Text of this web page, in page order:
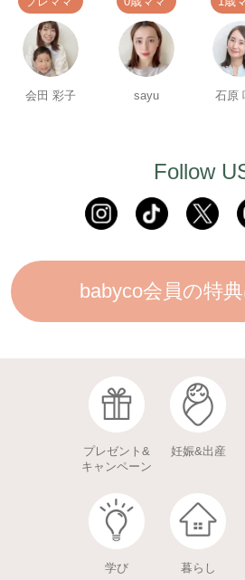
会田 彩子 sayu 石原
Follow
babyco会員の特
プレゼント&
キャンペーン
妊娠&出産
学び 暮らし